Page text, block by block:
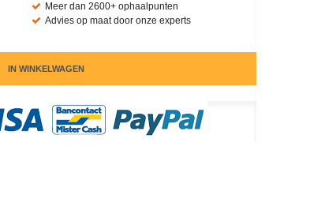
Meer dan 2600+ ophaalpunten
Advies op maat door onze experts
IN WINKELWAGEN